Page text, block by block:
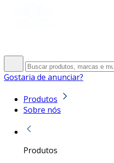
Gostaria de anunciar?
Produtos
Sobre nós
Produtos